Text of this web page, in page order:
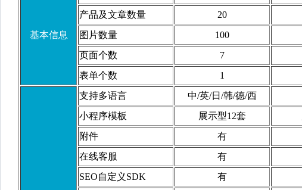
基本信息
产品及文章数量
20
图片数量
100
页面个数
7
表单个数
1
支持多语言 中/英/日/韩/德/西
小程序模板
展示型12套
附件
有
在线客服
有
SEO自定义SDK
有